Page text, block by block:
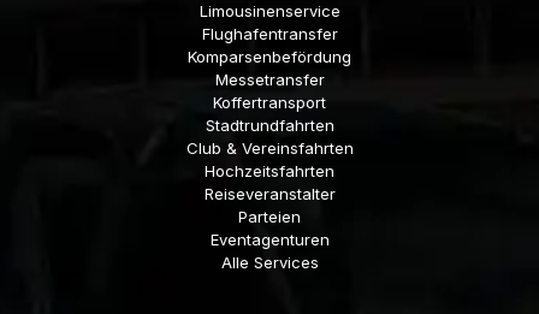
Limousinenservice
Flughafentransfer
Komparsenbefördung
Messetransfer
Koffertransport
Stadtrundfahrten
Club & Vereinsfahrten
Hochzeitsfahrten
Reiseveranstalter
Parteien
Eventagenturen
Alle Services